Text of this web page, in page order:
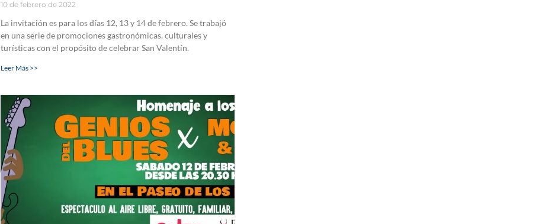
10 de febrero de 2022
La invitación es para los días 12, 13 y 14 de febrero. Se trabajó
en una serie de promociones gastronómicas, culturales y
turísticas con el propósito de celebrar San Valentín.
Leer Más >>